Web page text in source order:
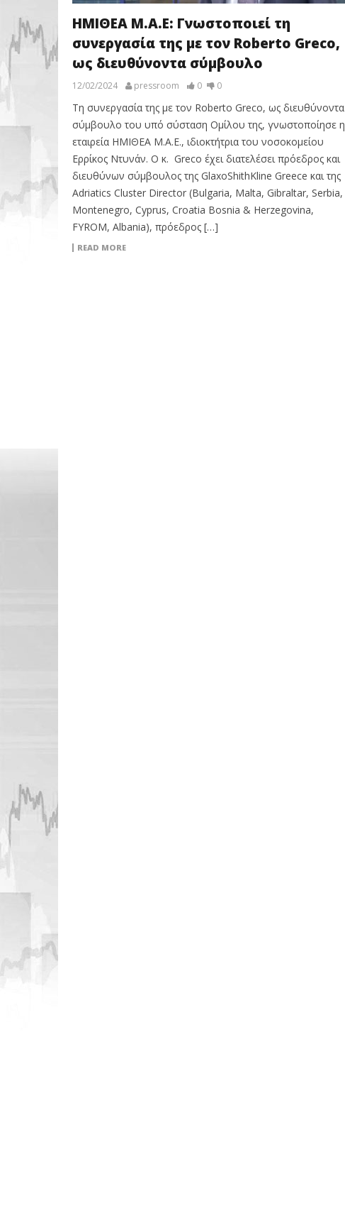
ΗΜΙΘΕΑ Μ.Α.Ε: Γνωστοποιεί τη
συνεργασία της με τον Roberto Greco,
ως διευθύνοντα σύμβουλο
12/02/2024 pressroom 0 0
Τη συνεργασία της με τον Roberto Greco, ως διευθύνοντα
σύμβουλο του υπό σύσταση Ομίλου της, γνωστοποίησε η
εταιρεία ΗΜΙΘΕΑ Μ.Α.Ε., ιδιοκτήτρια του νοσοκομείου
Ερρίκος Ντυνάν. Ο κ. Greco έχει διατελέσει πρόεδρος και
διευθύνων σύμβουλος της GlaxoShithKline Greece και της
Adriatics Cluster Director (Bulgaria, Malta, Gibraltar, Serbia,
Montenegro, Cyprus, Croatia Bosnia & Herzegovina,
FYROM, Albania), πρόεδρος […]
READ MORE